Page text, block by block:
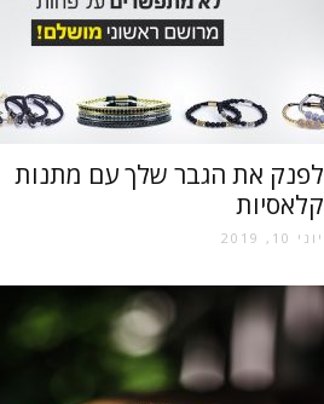
לפנק את הגבר שלך עם מתנות
קלאסיות
יוני 10, 2019